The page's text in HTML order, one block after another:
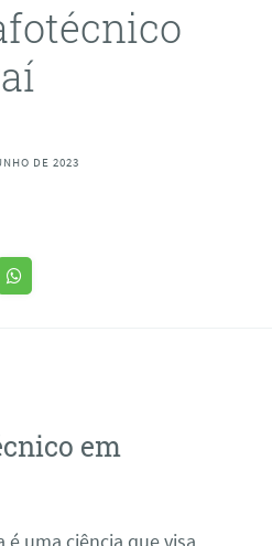
DE 2023
em